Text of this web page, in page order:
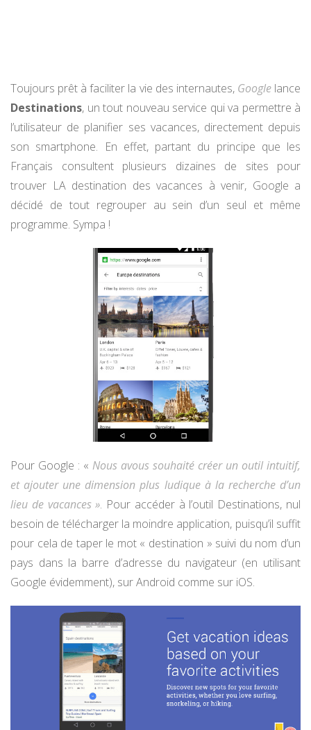
Toujours prêt à faciliter la vie des internautes, Googlelance
Destinations, un tout nouveau service qui va permettre à
l’utilisateur de planifier ses vacances, directement depuis
son smartphone. En effet, partant du principe que les
Français consultent plusieurs dizaines de sites pour
trouver LA destination des vacances à venir, Google a
décidé de tout regrouper au sein d’un seul et même
programme. Sympa !
Pour Google : « Nous avous souhaité créer un outil intuitif,
et ajouter une dimension plus ludique à la recherche d’un
lieu de vacances ». Pour accéder à l’outil Destinations, nul
besoin de télécharger la moindre application, puisqu’il suffit
pour cela de taper le mot « destination » suivi du nom d’un
pays dans la barre d’adresse du navigateur (en utilisant
Google évidemment), sur Android comme sur iOS.